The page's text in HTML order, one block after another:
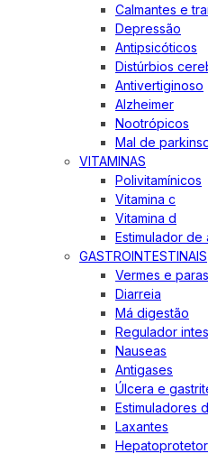
Calmantes e
Depressão
Antipsicóticos
Distúrbios
Antivertiginoso
Alzheimer
Nootrópicos
Mal de
VITAMINAS
Polivitamínicos
Vitamina c
Vitamina d
Estimulador de
GASTROINTESTINAIS
Vermes e
Diarreia
Má digestão
Regulador
Nauseas
Antigases
Úlcera e
Estimuladores
Laxantes
Hepatoprotetor